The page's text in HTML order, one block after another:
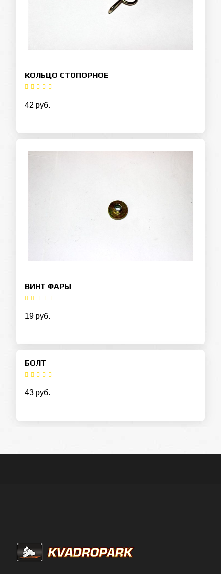
КОЛЬЦО СТОПОРНОЕ
42 руб.
ВИНТ ФАРЫ
19 руб.
БОЛТ
43 руб.